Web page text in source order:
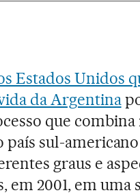
Estados Unidos
da Argentina
que combina
sul-
graus e
2001, em uma